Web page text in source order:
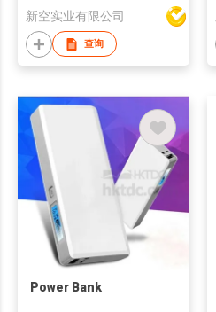
新空实业有限公司
查询
Power Bank